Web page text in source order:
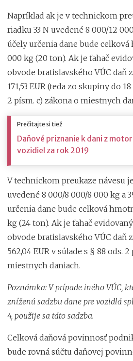
Napríklad ak je v technickom
riadku 33 N uvedené 8 000/12
účely určenia dane bude
000 kg (20 ton). Ak je ťahač
obvode bratislavského VÚC daň
171,53 EUR (teda zo skupiny do
2 písm. c) zákona o miestnych
Prečítajte si tiež
Daňové priznanie k dani z
vozidiel za rok 2019
V technickom preukaze návesu
uvedené 8 000/8 000/8 000 kg a
určenia dane bude celková
kg (24 ton). Ak je ťahač
obvode bratislavského VÚC daň
562,04 EUR v súlade s § 88 ods.
miestnych daniach.
Poznámka: V prípade iného VÚC,
zníženú sadzbu dane pre vozidlá
4, použije sa táto sadzba.
Celková daňová povinnosť
bude rovná súčtu daňovej